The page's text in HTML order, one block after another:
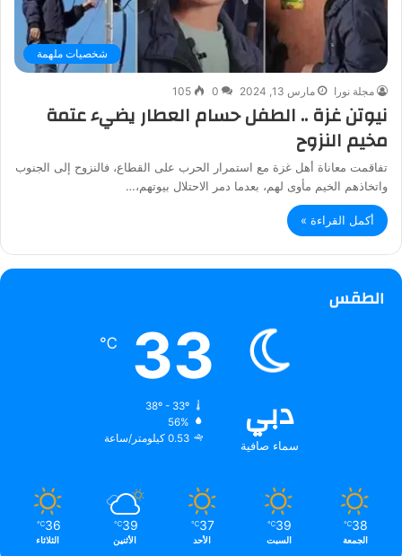
شخصيات ملهمة
مجلة نورا مارس 13, 2024 0
105
نيوتن غزة .. الطفل حسام العطار يضيء عتمة
مخيم النزوح
تفاقمت معاناة أهل غزة مع استمرار الحرب على القطاع، فالنزوح إلى الجنوب
واتخاذهم الخيم مأوى لهم، بعدما دمر الاحتلال بيوتهم،…
أكمل القراءة »
الطقس
دبي
سماء صافية
33
℃
38º - 33º
56%
0.53 كيلومتر/ساعة
38
℃
الجمعة
39
℃
السبت
37
℃
الأحد
39
℃
الأثنين
36
℃
الثلاثاء